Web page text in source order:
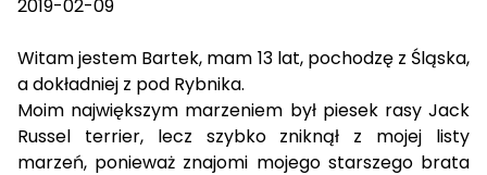
2019-02-09
Witam jestem Bartek, mam 13 lat, pochodzę z Śląska,
a dokładniej z pod Rybnika.
Moim największym marzeniem był piesek rasy Jack
Russel terrier, lecz szybko zniknął z mojej listy
marzeń, ponieważ znajomi mojego starszego brata